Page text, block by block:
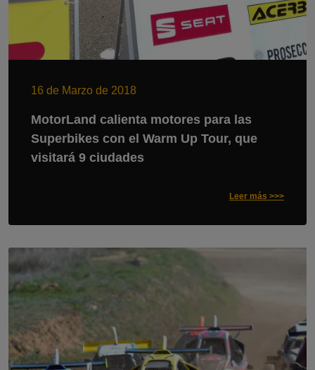
16 de Marzo de 2018
MotorLand calienta motores para las
Superbikes con el Warm Up Tour, que
visitará 9 ciudades
Leer más >>>